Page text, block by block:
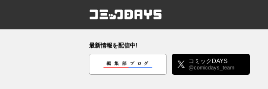
コミックDAYS
最新情報を配信中!
編集部ブログ コミックDAYS
@comicdays_team